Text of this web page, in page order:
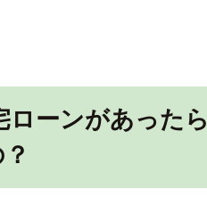
ローンがあったら